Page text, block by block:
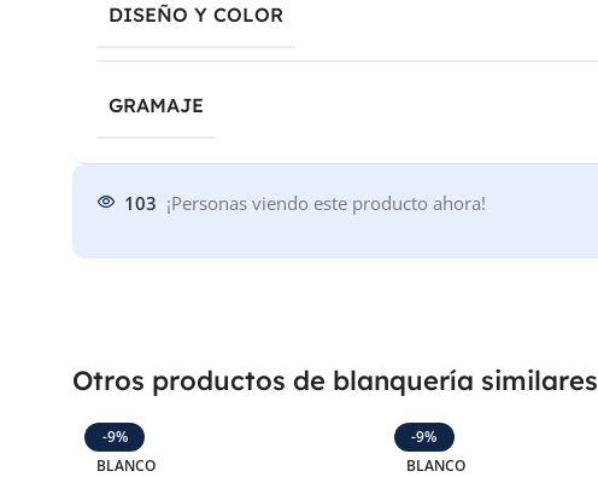
DISEÑO Y COLOR
GRAMAJE
103 ¡Personas viendo este producto ahora!
Otros productos de blanquería similares
-9%
BLANCO
-9%
BLANCO